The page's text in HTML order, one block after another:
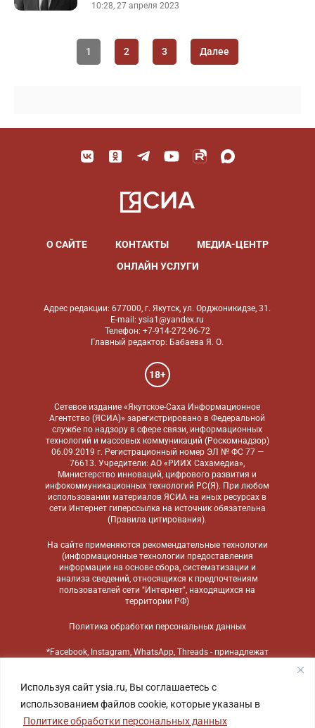
Используя сайт ysia.ru, Вы соглашаетесь с
использованием файлов cookie, которые указаны в
Политике обработки персональных данных
10:28, 27 апреля 2023
1 2 3 Далее
О САЙТЕ КОНТАКТЫ
МЕДИА-ЦЕНТР
ОНЛАЙН УСЛУГИ
Адрес редакции: 677000, г. Якутск, ул. Орджоникидзе, 31.
E-mail: ysia1@yandex.ru
Телефон: +7-914-272-96-72
Главный редактор: Бабаева Я. О.
18+
Сетевое издание «Якутское-Саха Информационное
Агентство (ЯСИА)» зарегистрировано в Федеральной
службе по надзору в сфере связи, информационных
технологий и массовых коммуникаций (Роскомнадзор)
06.09.2019 г. Регистрационный номер ЭЛ № ФС 77 —
76613. Учредители: АО «РИИХ Сахамедиа»,
Министерство инноваций, цифрового развития и
инфокоммуникационных технологий РС(Я). При любом
использовании материалов ЯСИА на иных ресурсах в
сети Интернет гиперссылка на источник обязательна
(Правила цитирования).
На сайте применяются рекомендательные технологии
(информационные технологии предоставления
информации на основе сбора, систематизации и
анализа сведений, относящихся к предпочтениям
пользователей сети "Интернет", находящихся на
территории РФ)
Политика обработки персональных данных
*Facebook, Instagram, WhatsApp, Threads - принадлежат